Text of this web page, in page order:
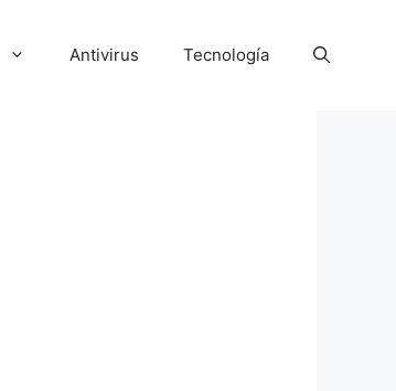
Antivirus Tecnología